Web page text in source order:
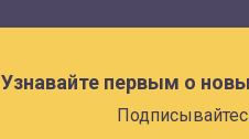
Узнавайте первым о